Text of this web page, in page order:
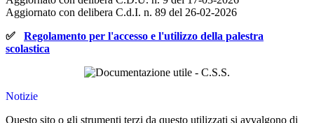
Aggiornato con delibera C.d.I. n. 89 del 26-02-2026
✅ Regolamento per l'accesso e l'utilizzo della palestra
scolastica
Notizie
Questo sito o gli strumenti terzi da questo utilizzati si avvalgono di